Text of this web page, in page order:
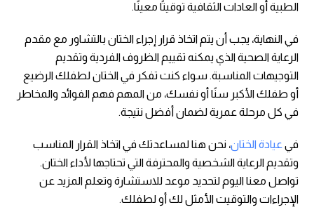
الطبية أو العادات الثقافية توقيتًا معينًا.
في النهاية، يجب أن يتم اتخاذ قرار إجراء الختان بالتشاور مع مقدم
الرعاية الصحية الذي يمكنه تقييم الظروف الفردية وتقديم
التوجيهات المناسبة. سواء كنت تفكر في الختان لطفلك الرضيع
أو طفلك الأكبر سنًا أو نفسك، من المهم فهم الفوائد والمخاطر
في كل مرحلة عمرية لضمان أفضل نتيجة.
في عيادة الختان، نحن هنا لمساعدتك في اتخاذ القرار المناسب
وتقديم الرعاية الشخصية والمحترفة التي تحتاجها لأداء الختان.
تواصل معنا اليوم لتحديد موعد للاستشارة وتعلم المزيد عن
الإجراءات والتوقيت الأمثل لك أو لطفلك.